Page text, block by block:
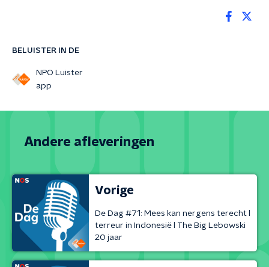
BELUISTER IN DE
NPO Luister
app
Andere afleveringen
Vorige
De Dag #71: Mees kan nergens terecht l
terreur in Indonesië l The Big Lebowski
20 jaar